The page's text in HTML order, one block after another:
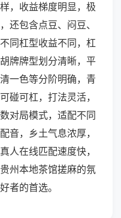
，收益梯度明显，极
还包含点豆、闷豆、
同杠型收益不同，杠
牌牌型划分清晰，平
一色等分阶明确，青
碰可杠，打法灵活，
对局模式，适配不同
音，乡土气息浓厚，
人在线匹配速度快，
州本地茶馆搓麻的氛
者的首选。